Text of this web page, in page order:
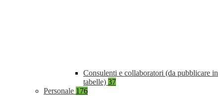
Consulenti e collaboratori (da pubblicare in
tabelle) 37
Personale 176